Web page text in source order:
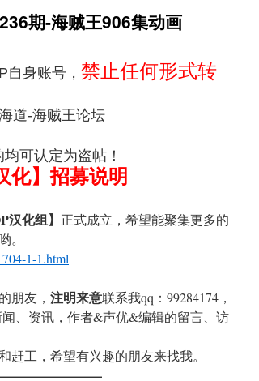
期-海贼王906集动画
身账号， 禁止任何形式转
道-海贼王论坛
可认定为盗帖！
招募说明
汉化组】 正式成立，希望能聚集更多的
。
1-1.html
的朋友， 注明来意联系我qq：99284174，
、资讯，作者&声优&编辑的留言、访
工，希望有兴趣的朋友来找我。